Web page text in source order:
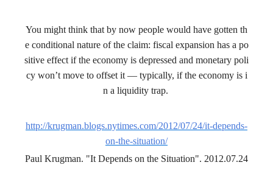
You might think that by now people would have gotten th
e conditional nature of the claim: fiscal expansion has a po
sitive effect if the economy is depressed and monetary poli
cy won’t move to offset it — typically, if the economy is i
n a liquidity trap.
http://krugman.blogs.nytimes.com/2012/07/24/it-depends-
on-the-situation/
Paul Krugman. "It Depends on the Situation". 2012.07.24